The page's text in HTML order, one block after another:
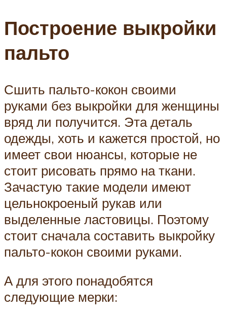
Построение выкройки
пальто
Сшить пальто-кокон своими
руками без выкройки для женщины
вряд ли получится. Эта деталь
одежды, хоть и кажется простой, но
имеет свои нюансы, которые не
стоит рисовать прямо на ткани.
Зачастую такие модели имеют
цельнокроеный рукав или
выделенные ластовицы. Поэтому
стоит сначала составить выкройку
пальто-кокон своими руками.
А для этого понадобятся
следующие мерки: